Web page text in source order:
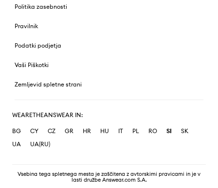
Politika zasebnosti
Pravilnik
Podatki podjetja
Vaši Piškotki
Zemljevid spletne strani
WEARETHEANSWEAR IN:
BG CY CZ GR HR HU IT PL RO SI
SK
UA
UA(RU)
Vsebina tega spletnega mesta je zaščitena z avtorskimi pravicami in je v
lasti družbe Answear.com S.A.